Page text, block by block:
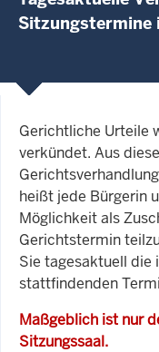
Sitzungstermine
Gerichtliche Urteile
verkündet. Aus
heißt jede Bürgerin
Möglichkeit als
Gerichtstermin
Sie tagesaktuell
stattfindenden
Maßgeblich ist nur
Sitzungssaal.